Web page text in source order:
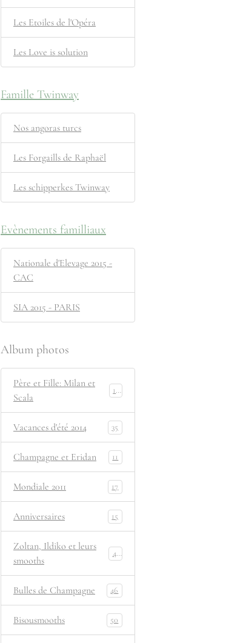
Les Etoiles de l'Opéra
Les Love is solution
Famille Twinway
Nos angoras turcs
Les Forgaills de Raphaël
Les schipperkes Twinway
Evènements familliaux
Nationale d'Elevage 2015 -
CAC
SIA 2015 - PARIS
Album photos
Père et Fille: Milan et
Scala
11
Vacances d'été 2014 35
Champagne et Eridan 11
Mondiale 2011 17
Anniversaires 15
Zoltan, Ildiko et leurs
smooths
44
Bulles de Champagne 46
Bisousmooths 50